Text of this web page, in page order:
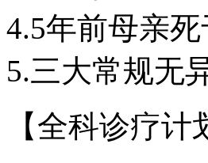
4.5年前母亲
5.三大常规无
【全科诊疗计